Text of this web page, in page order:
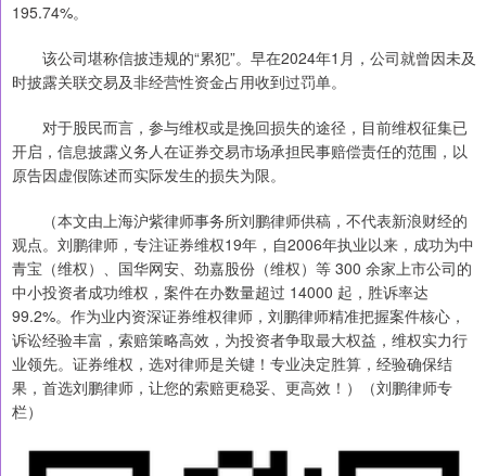
195.74%。
该公司堪称信披违规的“累犯”。早在2024年1月，公司就曾因未及
时披露关联交易及非经营性资金占用收到过罚单。
对于股民而言，参与维权或是挽回损失的途径，目前维权征集已
开启，信息披露义务人在证券交易市场承担民事赔偿责任的范围，以
原告因虚假陈述而实际发生的损失为限。
（本文由上海沪紫律师事务所刘鹏律师供稿，不代表新浪财经的
观点。刘鹏律师，专注证券维权19年，自2006年执业以来，成功为中
青宝（维权）、国华网安、劲嘉股份（维权）等 300 余家上市公司的
中小投资者成功维权，案件在办数量超过 14000 起，胜诉率达
99.2%。作为业内资深证券维权律师，刘鹏律师精准把握案件核心，
诉讼经验丰富，索赔策略高效，为投资者争取最大权益，维权实力行
业领先。证券维权，选对律师是关键！专业决定胜算，经验确保结
果，首选刘鹏律师，让您的索赔更稳妥、更高效！）（刘鹏律师专
栏）